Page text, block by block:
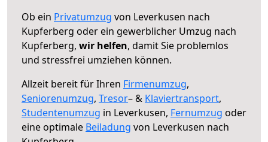
Ob ein Privatumzug von Leverkusen nach
Kupferberg oder ein gewerblicher Umzug nach
Kupferberg, wir helfen, damit Sie problemlos
und stressfrei umziehen können.
Allzeit bereit für Ihren Firmenumzug,
Seniorenumzug, Tresor– & Klaviertransport,
Studentenumzug in Leverkusen, Fernumzug oder
eine optimale Beiladung von Leverkusen nach